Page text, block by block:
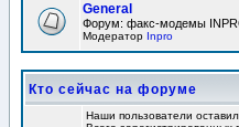
General
Форум: факс-модемы
Модератор Inpro
Кто сейчас на форуме
Наши пользователи